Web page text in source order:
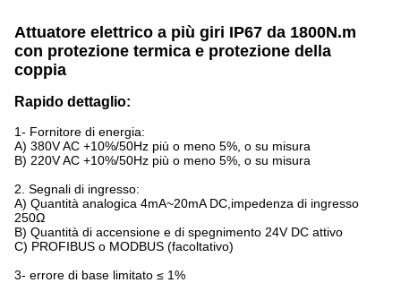
Attuatore elettrico a più giri IP67 da 1800N.m
con protezione termica e protezione della
coppia
Rapido dettaglio:
1- Fornitore di energia:
A) 380V AC +10%/50Hz più o meno 5%, o su misura
B) 220V AC +10%/50Hz più o meno 5%, o su misura
2. Segnali di ingresso:
A) Quantità analogica 4mA~20mA DC,impedenza di ingresso
250Ω
B) Quantità di accensione e di spegnimento 24V DC attivo
C) PROFIBUS o MODBUS (facoltativo)
3- errore di base limitato ≤ 1%